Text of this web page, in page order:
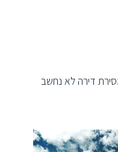
דירה לא נחשב